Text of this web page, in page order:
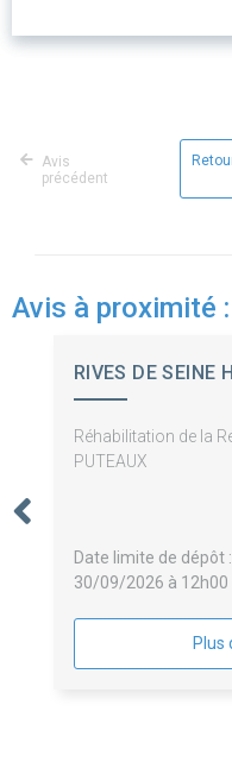
Avis
précédent
Avis à proximité :
RIVES DE SEINE
Réhabilitation de la
PUTEAUX
Date limite de dépôt :
30/09/2026 à 12h00
Plus